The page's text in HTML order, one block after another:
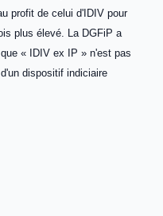
profit de celui d'IDIV pour
plus élevé. La DGFiP a
« IDIV ex IP » n'est pas
dispositif indiciaire